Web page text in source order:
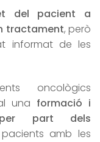
del pacient a
tractament, però
informat de les
oncològics
una formació i
per part dels
amb les